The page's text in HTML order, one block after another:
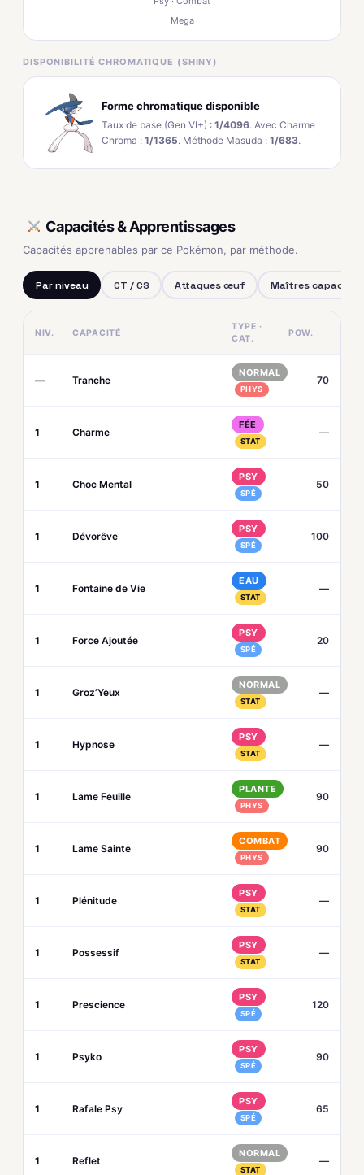
Mega
DISPONIBILITÉ CHROMATIQUE (SHINY)
Forme chromatique disponible
Taux de base (Gen VI+) : 1/4096. Avec Charme
Chroma : 1/1365. Méthode Masuda : 1/683.
Capacités & Apprentissages
Capacités apprenables par ce Pokémon, par méthode.
Par niveau CT / CS Attaques œuf Maîtres capacités
NIV. CAPACITÉ
TYPE ·
CAT.
POW.
— Tranche
NORMAL
PHYS
70
1 Charme
FÉE
STAT
—
1 Choc Mental
PSY
SPÉ
50
1 Dévorêve
PSY
SPÉ
100
1 Fontaine de Vie
EAU
STAT
—
1 Force Ajoutée
PSY
SPÉ
20
1 Groz’Yeux
NORMAL
STAT
—
1 Hypnose
PSY
STAT
—
1 Lame Feuille
PLANTE
PHYS
90
1 Lame Sainte
COMBAT
PHYS
90
1 Plénitude
PSY
STAT
—
1 Possessif
PSY
STAT
—
1 Prescience
PSY
SPÉ
120
1 Psyko
PSY
SPÉ
90
1 Rafale Psy
PSY
SPÉ
65
1 Reflet
NORMAL
STAT
—